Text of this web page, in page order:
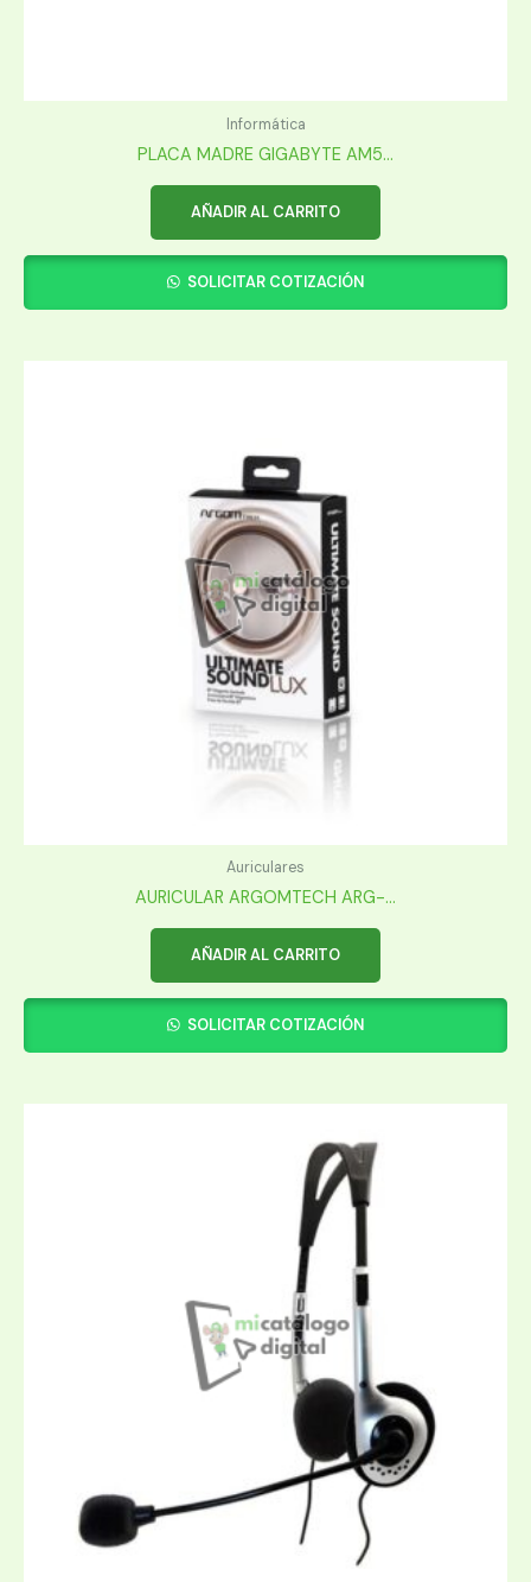
Informática
PLACA MADRE GIGABYTE AM5...
AÑADIR AL CARRITO
SOLICITAR COTIZACIÓN
Auriculares
AURICULAR ARGOMTECH ARG-...
AÑADIR AL CARRITO
SOLICITAR COTIZACIÓN